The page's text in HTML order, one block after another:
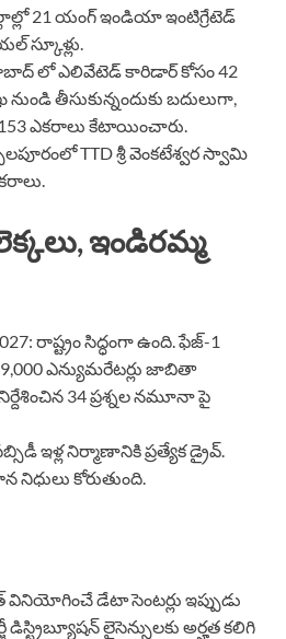
21 యంగ్ ఇండియా ఇంటిగ్రేటెడ్
స్కూళ్లు.
లో ఎలివేటెడ్ కారిడార్ కోసం 42
తీసుకున్నందుకు బదులుగా,
ఎకరాలు కేటాయించారు.
TTD శ్రీ వెంకటేశ్వర స్వామి
ఇండిరమ్మ
రాష్ట్రం సిద్ధంగా ఉంది. ఫేజ్-1
ఎన్యుమరేటర్లు జాబితా
నిర్దేశించిన 34 ప్రశ్నల నమూనా పై
ఇళ్ల నిర్మాణానికి ప్రత్యేక డ్రైవ్.
నిధులు కోరుతుంది.
వినియోగించే డేటా సెంటర్లు ఇప్పుడు
డిస్ట్రిబ్యూషన్ లైసెన్సులకు అర్హత కలిగి